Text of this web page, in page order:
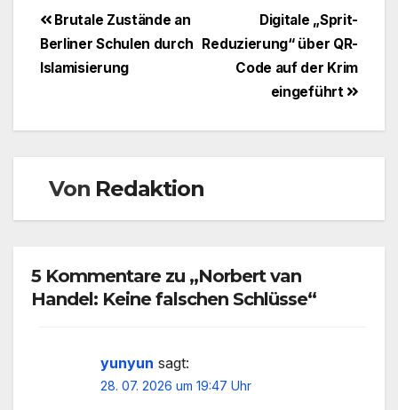
BeitragsnavigationDigitale „Sprit-
Reduzierung“ über QR-
Code auf der Krim
eingeführt
Brutale Zustände an
Berliner Schulen durch
Islamisierung
Von Redaktion
5 Kommentare zu „Norbert van
Handel: Keine falschen Schlüsse“
yunyun sagt:
28. 07. 2026 um 19:47 Uhr